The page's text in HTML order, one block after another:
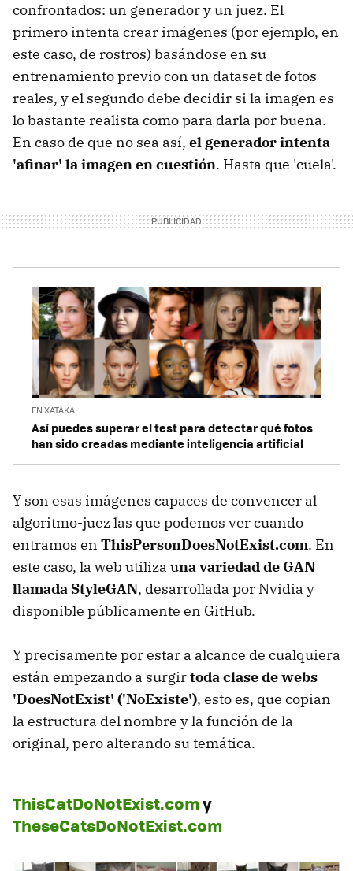
confrontados: un generador y un juez. El
primero intenta crear imágenes (por ejemplo, en
este caso, de rostros) basándose en su
entrenamiento previo con un dataset de fotos
reales, y el segundo debe decidir si la imagen es
lo bastante realista como para darla por buena.
En caso de que no sea así, el generador intenta
'afinar' la imagen en cuestión. Hasta que 'cuela'.
EN XATAKA
Así puedes superar el test para detectar qué fotos
han sido creadas mediante inteligencia artificial
Y son esas imágenes capaces de convencer al
algoritmo-juez las que podemos ver cuando
entramos en ThisPersonDoesNotExist.com. En
este caso, la web utiliza una variedad de GAN
llamada StyleGAN, desarrollada por Nvidia y
disponible públicamente en GitHub.
Y precisamente por estar a alcance de cualquiera
están empezando a surgirtoda clase de webs
'DoesNotExist' ('NoExiste'), esto es, que copian
la estructura del nombre y la función de la
original, pero alterando su temática.
ThisCatDoNotExist.comy
TheseCatsDoNotExist.com